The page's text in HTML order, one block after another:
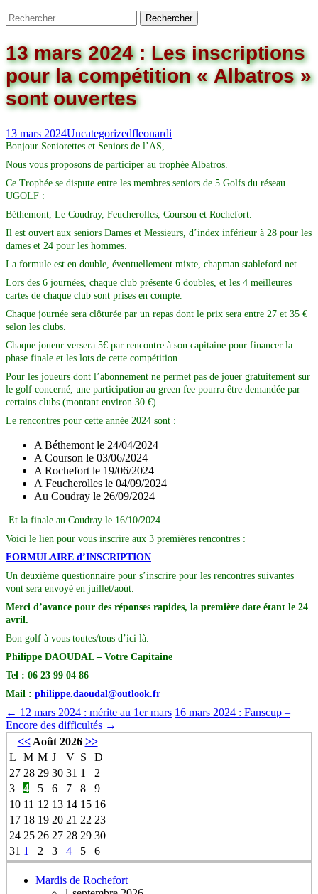
13 mars 2024 : Les inscriptions
pour la compétition « Albatros »
sont ouvertes
13 mars 2024Uncategorizedfleonardi
Bonjour Seniorettes et Seniors de l’AS,
Nous vous proposons de participer au trophée Albatros.
Ce Trophée se dispute entre les membres seniors de 5 Golfs du réseau
UGOLF :
Béthemont, Le Coudray, Feucherolles, Courson et Rochefort.
Il est ouvert aux seniors Dames et Messieurs, d’index inférieur à 28 pour les
dames et 24 pour les hommes.
La formule est en double, éventuellement mixte, chapman stableford net.
Lors des 6 journées, chaque club présente 6 doubles, et les 4 meilleures
cartes de chaque club sont prises en compte.
Chaque journée sera clôturée par un repas dont le prix sera entre 27 et 35 €
selon les clubs.
Chaque joueur versera 5€ par rencontre à son capitaine pour financer la
phase finale et les lots de cette compétition.
Pour les joueurs dont l’abonnement ne permet pas de jouer gratuitement sur
le golf concerné, une participation au green fee pourra être demandée par
certains clubs (montant environ 30 €).
Le rencontres pour cette année 2024 sont :
A Béthemont le 24/04/2024
A Courson le 03/06/2024
A Rochefort le 19/06/2024
A Feucherolles le 04/09/2024
Au Coudray le 26/09/2024
Et la finale au Coudray le 16/10/2024
Voici le lien pour vous inscrire aux 3 premières rencontres :
FORMULAIRE d’INSCRIPTION
Un deuxième questionnaire pour s’inscrire pour les rencontres suivantes
vont sera envoyé en juillet/aoùt.
Merci d’avance pour des réponses rapides, la première date étant le 24
avril.
Bon golf à vous toutes/tous d’ici là.
Philippe DAOUDAL – Votre Capitaine
Tel : 06 23 99 04 86
Mail : philippe.daoudal@outlook.fr
← 12 mars 2024 : mérite au 1er mars 16 mars 2024 : Fanscup –
Encore des difficultés →
<<Août 2026 >>
L
M M J V S
D
27 28 29 30 31 1
2
3
4 5 6 7 8
9
10 11 12 13 14 15 16
17 18 19 20 21 22 23
24 25 26 27 28 29 30
31 1 2 3 4 5 6
Mardis de Rochefort